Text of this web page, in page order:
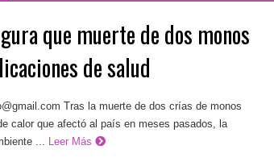
que muerte de dos monos
de salud
Tras la muerte de dos crías de monos
calor que afectó al país en meses pasados, la
... Leer Más